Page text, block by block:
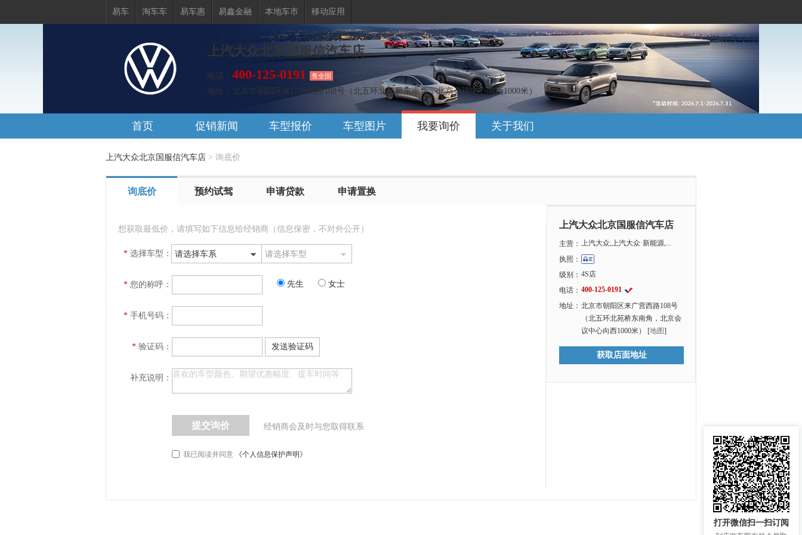
易车 淘车车 易车惠 易鑫金融 本地车市 移动应用
上汽大众北京国服信汽车店
电话： 400-125-0191 售全国
地址： 北京市朝阳区来广营西路108号（北五环北苑桥东南角，北京会议中心向西1000米）
打开微信扫一扫订阅
首页 促销新闻 车型报价 车型图片 我要询价 关于我们
上汽大众北京国服信汽车店 > 询底价
询底价 预约试驾 申请贷款 申请置换
想获取最低价，请填写如下信息给经销商（信息保密，不对外公开）
* 选择车型： 请选择车系 请选择车型
* 您的称呼： 先生 女士
* 手机号码：
* 验证码： 发送验证码
补充说明：
提交询价 经销商会及时与您取得联系
我已阅读并同意 《个人信息保护声明》
上汽大众北京国服信汽车店
主营： 上汽大众,上汽大众·新能源,...
执照：
级别： 4S店
电话： 400-125-0191
地址： 北京市朝阳区来广营西路108号
（北五环北苑桥东南角，北京会
议中心向西1000米） [地图]
获取店面地址